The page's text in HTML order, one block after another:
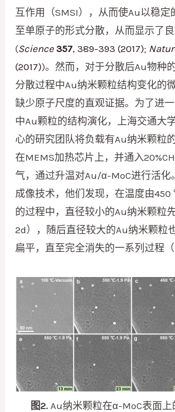
互作用（SMSI），从而使Au以稳定
至单原子的形式分散，从而显示了
(Science357, 389-393 (2017);
(2017))。然而，对于分散后Au物种
分散过程中Au纳米颗粒结构变化的
缺少原子尺度的直观证据。为了进
中Au颗粒的结构演化，上海交通大
心的研究团队将负载有Au纳米颗粒
在MEMS加热芯片上，并通入20%CH
气，通过升温对Au/α-MoC进行活化
成像技术，他们发现，在温度由
的过程中，直径较小的Au纳米颗粒
2d），随后直径较大的Au纳米颗粒
扁平，直至完全消失的一系列过程（
图2. Au纳米颗粒在α-MoC表面